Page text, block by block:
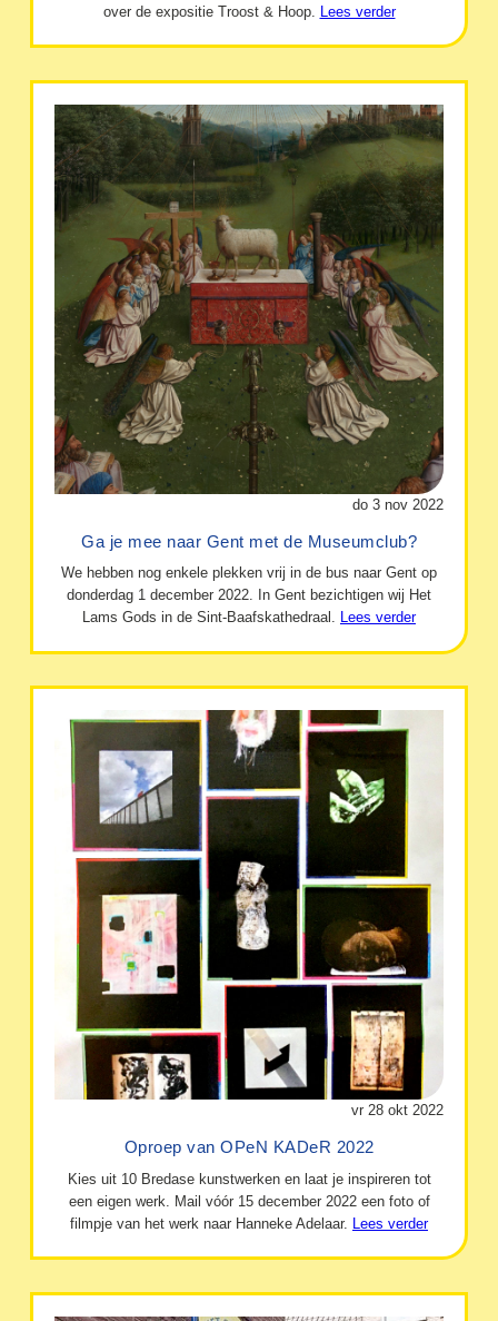
over de expositie Troost & Hoop. Lees verder
do 3 nov 2022
Ga je mee naar Gent met de Museumclub?
We hebben nog enkele plekken vrij in de bus naar Gent op
donderdag 1 december 2022. In Gent bezichtigen wij Het
Lams Gods in de Sint-Baafskathedraal. Lees verder
vr 28 okt 2022
Oproep van OPeN KADeR 2022
Kies uit 10 Bredase kunstwerken en laat je inspireren tot
een eigen werk. Mail vóór 15 december 2022 een foto of
filmpje van het werk naar Hanneke Adelaar.
Lees verder